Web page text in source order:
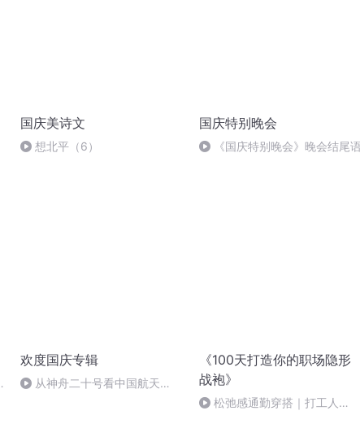
国庆美诗文
想北平（6）
国庆特别晚会
《国庆特别晚会》晚会结尾
欢度国庆专辑
从神舟二十号看中国航天
《100天打造你的职场隐形
战袍》
松弛感通勤穿搭｜打工人